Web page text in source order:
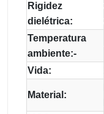
Rigidez
dielétrica:
Temperatura
ambiente:-
Vida:
Material: